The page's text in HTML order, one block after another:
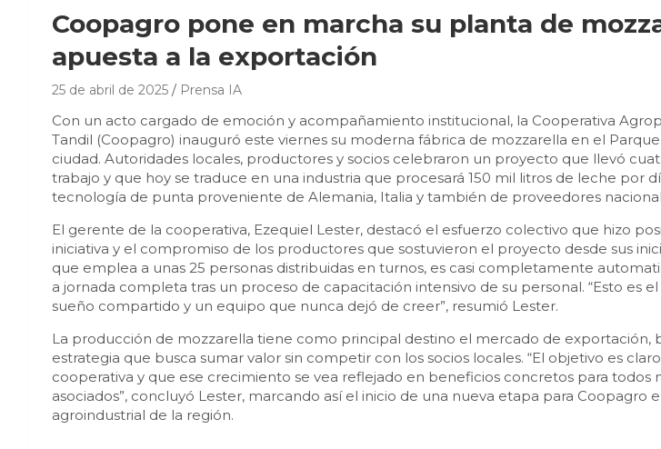
Coopagro pone en marcha su planta de
apuesta a la exportación
25 de abril de 2025 Prensa IA
Con un acto cargado de emoción y acompañamiento institucional, la Cooperativa
Tandil (Coopagro) inauguró este viernes su moderna fábrica de mozzarella en el
ciudad. Autoridades locales, productores y socios celebraron un proyecto que llevó
trabajo y que hoy se traduce en una industria que procesará 150 mil litros de leche por
tecnología de punta proveniente de Alemania, Italia y también de proveedores
El gerente de la cooperativa, Ezequiel Lester, destacó el esfuerzo colectivo que hizo
iniciativa y el compromiso de los productores que sostuvieron el proyecto desde sus
que emplea a unas 25 personas distribuidas en turnos, es casi completamente
a jornada completa tras un proceso de capacitación intensivo de su personal. “Esto es
sueño compartido y un equipo que nunca dejó de creer”, resumió Lester.
La producción de mozzarella tiene como principal destino el mercado de exportación,
estrategia que busca sumar valor sin competir con los socios locales. “El objetivo es
cooperativa y que ese crecimiento se vea reflejado en beneficios concretos para todos
asociados”, concluyó Lester, marcando así el inicio de una nueva etapa para Coopagro
agroindustrial de la región.